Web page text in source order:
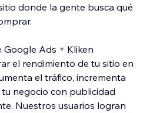
donde la gente busca qué
Ads + Kliken
el rendimiento de tu sitio en
el tráfico, incrementa
negocio con publicidad
Nuestros usuarios logran